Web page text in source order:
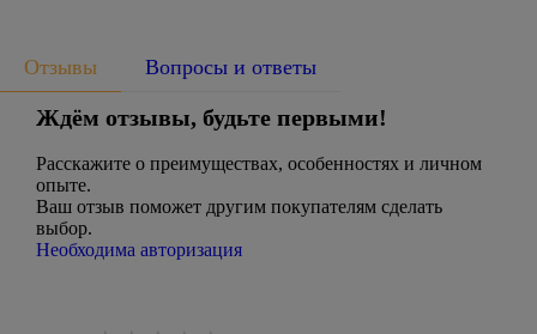
Отзывы Вопросы и ответы
Ждём отзывы, будьте первыми!
Расскажите о преимуществах, особенностях и личном
опыте.
Ваш отзыв поможет другим покупателям сделать
выбор.
Необходима авторизация